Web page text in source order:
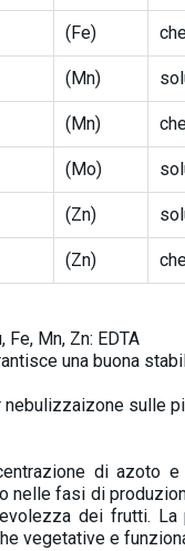
(Fe)
(Mn)
(Mn)
(Mo)
(Zn)
(Zn)
Mn, Zn: EDTA
una buona
sulle
di azoto
nelle fasi di
dei frutti. La
vegetative e